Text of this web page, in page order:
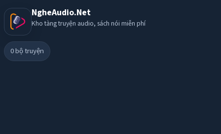
NgheAudio.Net
Kho tàng truyện audio, sách nói miễn phí
0bộ truyện